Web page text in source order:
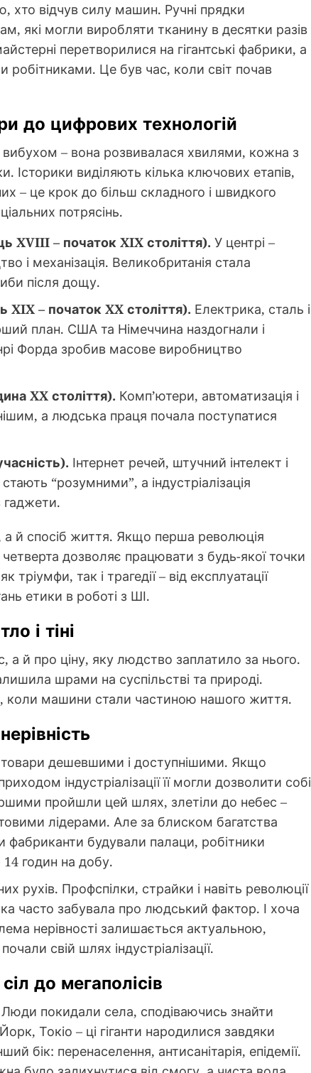
хто відчув силу машин. Ручні прядки
які могли виробляти тканину в десятки разів
перетворилися на гігантські фабрики, а
робітниками. Це був час, коли світ почав
до цифрових технологій
вибухом – вона розвивалася хвилями, кожна з
Історики виділяють кілька ключових етапів,
– це крок до більш складного і швидкого
потрясінь.
XVIII – початок XIX століття). У центрі –
і механізація. Великобританія стала
після дощу.
XIX – початок XX століття). Електрика, сталь і
план. США та Німеччина наздогнали і
Форда зробив масове виробництво
XX століття). Комп’ютери, автоматизація і
а людська праця почала поступатися
Інтернет речей, штучний інтелект і
“розумними”, а індустріалізація
гаджети.
й спосіб життя. Якщо перша революція
дозволяє працювати з будь-якої точки
так і трагедії – від експлуатації
етики в роботі з ШІ.
і тіні
а й про ціну, яку людство заплатило за нього.
шрами на суспільстві та природі.
коли машини стали частиною нашого життя.
дешевшими і доступнішими. Якщо
індустріалізації її могли дозволити собі
пройшли цей шлях, злетіли до небес –
лідерами. Але за блиском багатства
фабриканти будували палаци, робітники
годин на добу.
рухів. Профспілки, страйки і навіть революції
часто забувала про людський фактор. І хоча
нерівності залишається актуальною,
свій шлях індустріалізації.
до мегаполісів
покидали села, сподіваючись знайти
Токіо – ці гіганти народилися завдяки
бік: перенаселення, антисанітарія, епідемії.